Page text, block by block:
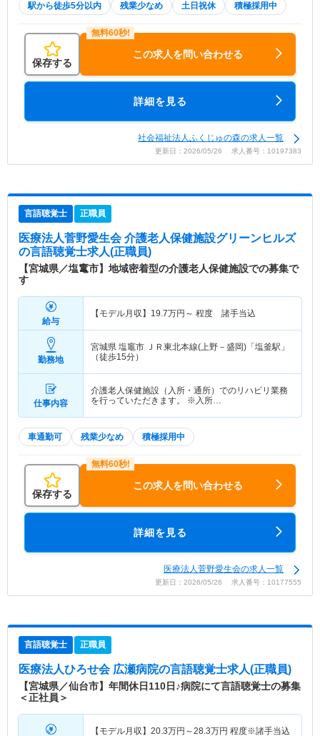
駅から徒歩5分以内 残業少なめ 土日祝休 積極採用中
保存する
この求人を問い合わせる
詳細を見る
社会福祉法人ふくじゅの森の求人一覧
更新日：2026/05/26 求人番号：10197383
言語聴覚士 正職員
医療法人菅野愛生会 介護老人保健施設グリーンヒルズ
の言語聴覚士求人(正職員)
【宮城県／塩竃市】地域密着型の介護老人保健施設での募集で
す
給与
【モデル月収】 19.7万円～ 程度 諸手当込
勤務地
宮城県 塩竈市 ＪＲ東北本線(上野－盛岡)「塩釜駅」
（徒歩15分）
仕事内容
介護老人保健施設（入所・通所）でのリハビリ業務
を行っていただきます。 ※入所…
車通勤可 残業少なめ 積極採用中
保存する
この求人を問い合わせる
詳細を見る
医療法人菅野愛生会の求人一覧
更新日：2026/05/26 求人番号：10177555
言語聴覚士 正職員
医療法人ひろせ会 広瀬病院の言語聴覚士求人(正職員)
【宮城県／仙台市】年間休日110日♪病院にて言語聴覚士の募集
＜正社員＞
【モデル月収】 20.3万円～28.3万円 程度※諸手当込